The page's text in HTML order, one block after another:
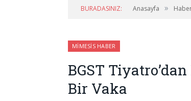
BURADASINIZ: Anasayfa »
MIMESIS HABER
BGST
Bir Vaka